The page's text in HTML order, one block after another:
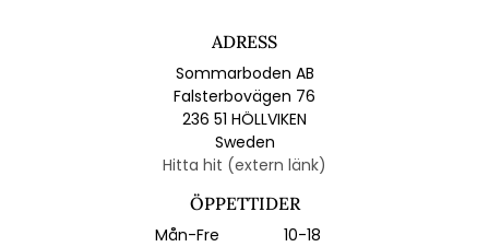
ADRESS
Sommarboden AB
Falsterbovägen 76
236 51 HÖLLVIKEN
Sweden
Hitta hit (extern länk)
ÖPPETTIDER
Mån-Fre
10-18